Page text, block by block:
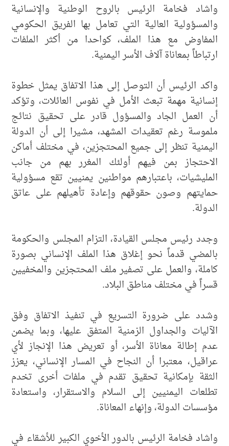
واشاد فخامة الرئيس بالروح الوطنية والإنسانية
والمسؤولية العالية التي تعامل بها الفريق الحكومي
المفاوض مع هذا الملف، كواحدا من أكثر الملفات
ارتباطاً بمعاناة آلاف الأسر اليمنية.
واكد الرئيس أن التوصل إلى هذا الاتفاق يمثل خطوة
إنسانية مهمة تبعث الأمل في نفوس العائلات، وتؤكد
أن العمل الجاد والمسؤول قادر على تحقيق نتائج
ملموسة رغم تعقيدات المشهد، مشيرا إلى أن الدولة
اليمنية تنظر إلى جميع المحتجزين، في مختلف أماكن
الاحتجاز بمن فيهم أولئك المغرر بهم من جانب
المليشيات، باعتبارهم مواطنين يمنيين تقع مسؤولية
حمايتهم وصون حقوقهم وإعادة تأهيلهم على عاتق
الدولة.
وجدد رئيس مجلس القيادة، التزام المجلس والحكومة
بالمضي قدماً نحو إغلاق هذا الملف الإنساني بصورة
كاملة، والعمل على تصفير ملف المحتجزين والمخفيين
قسراً في مختلف مناطق البلاد.
وشدد على ضرورة التسريع في تنفيذ الاتفاق وفق
الآليات والجداول الزمنية المتفق عليها، وبما يضمن
عدم إطالة معاناة الأسر، أو تعريض هذا الإنجاز لأي
عراقيل، معتبرا أن النجاح في المسار الإنساني، يعزز
الثقة بإمكانية تحقيق تقدم في ملفات أخرى تخدم
تطلعات اليمنيين إلى السلام والاستقرار، واستعادة
مؤسسات الدولة، وإنهاء المعاناة.
واشاد فخامة الرئيس بالدور الأخوي الكبير للأشقاء في